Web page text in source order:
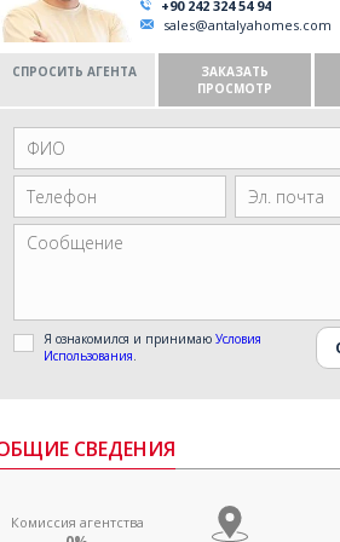
+90 242 324 54 94
sales@antalyahomes.com
СПРОСИТЬ АГЕНТА
ЗАКАЗАТЬ
ПРОСМОТР
Я ознакомился и принимаю Условия
Использования.
СВЕДЕНИЯ
Комиссия агентства